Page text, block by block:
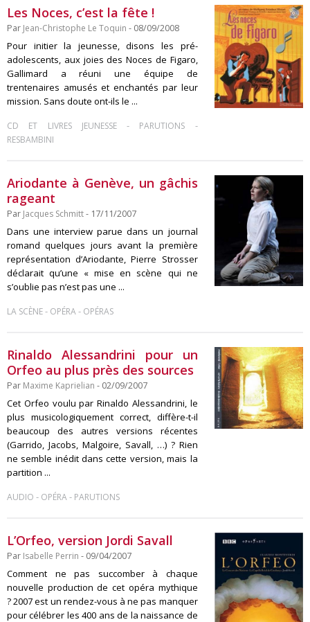
Les Noces, c’est la fête !
Par Jean-Christophe Le Toquin - 08/09/2008
Pour initier la jeunesse, disons les pré-
adolescents, aux joies des Noces de Figaro,
Gallimard a réuni une équipe de
trentenaires amusés et enchantés par leur
mission. Sans doute ont-ils le ...
CD ET LIVRES JEUNESSE- PARUTIONS -
RESBAMBINI
Ariodante à Genève, un gâchis
rageant
Par Jacques Schmitt- 17/11/2007
Dans une interview parue dans un journal
romand quelques jours avant la première
représentation d’Ariodante, Pierre Strosser
déclarait qu’une « mise en scène qui ne
s’oublie pas n’est pas une ...
LA SCÈNE- OPÉRA- OPÉRAS
Rinaldo Alessandrini pour un
Orfeo au plus près des sources
Par Maxime Kaprielian - 02/09/2007
Cet Orfeo voulu par Rinaldo Alessandrini, le
plus musicologiquement correct, diffère-t-il
beaucoup des autres versions récentes
(Garrido, Jacobs, Malgoire, Savall, …) ? Rien
ne semble inédit dans cette version, mais la
partition ...
AUDIO - OPÉRA- PARUTIONS
L’Orfeo, version Jordi Savall
Par Isabelle Perrin - 09/04/2007
Comment ne pas succomber à chaque
nouvelle production de cet opéra mythique
? 2007 est un rendez-vous à ne pas manquer
pour célébrer les 400 ans de la naissance de